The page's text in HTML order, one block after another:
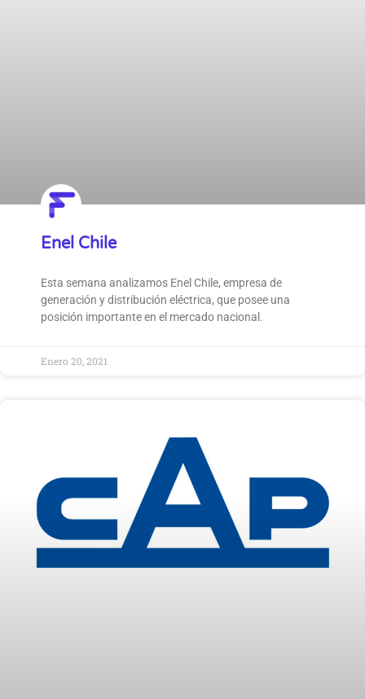
Enel Chile
Esta semana analizamos Enel Chile, empresa de
generación y distribución eléctrica, que posee una
posición importante en el mercado nacional.
Enero 20, 2021